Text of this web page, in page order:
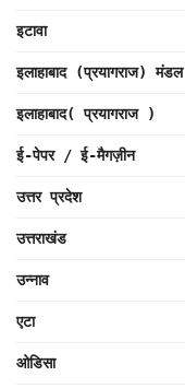
इटावा
इलाहाबाद (प्रयागराज) मंडल
इलाहाबाद( प्रयागराज )
ई-पेपर / ई-मैगज़ीन
उत्तर प्रदेश
उत्तराखंड
उन्नाव
एटा
ओडिसा